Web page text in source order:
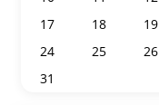
17
18 19
24
25 26
31